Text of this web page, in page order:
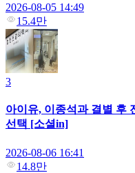
2026-08-05 14:49
15.4만
3
아이유, 이종석과 결별 후
선택 [소셜in]
2026-08-06 16:41
14.8만